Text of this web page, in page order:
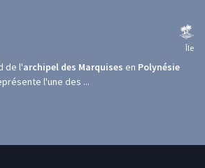
Île
de l'archipel des Marquises en Polynésie
l'une des ...